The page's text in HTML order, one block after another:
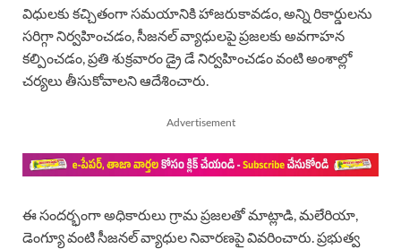
విధులకు కచ్చితంగా సమయానికి హాజరుకావడం, అన్ని రికార్డులను
సరిగ్గా నిర్వహించడం, సీజనల్ వ్యాధులపై ప్రజలకు అవగాహన
కల్పించడం, ప్రతి శుక్రవారం డ్రై డే నిర్వహించడం వంటి అంశాల్లో
చర్యలు తీసుకోవాలని ఆదేశించారు.
Advertisement
ఈ సందర్భంగా అధికారులు గ్రామ ప్రజలతో మాట్లాడి, మలేరియా,
డెంగ్యూ వంటి సీజనల్ వ్యాధుల నివారణపై వివరించారు. ప్రభుత్వ